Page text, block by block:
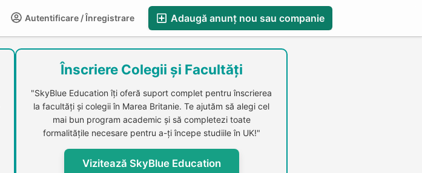
Adaugă anunț nou sau companie
Autentificare / Înregistrare
CompaniesS
Înscriere Colegii și Facultăți
"SkyBlue Education îți oferă suport complet pentru înscrierea
la facultăți și colegii în Marea Britanie. Te ajutăm să alegi cel
mai bun program academic și să completezi toate
formalitățile necesare pentru a-ți începe studiile în UK!"
Vizitează SkyBlue Education